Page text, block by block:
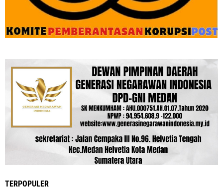
TERPOPULER